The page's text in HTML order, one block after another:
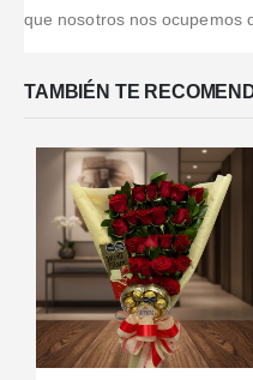
que nosotros nos ocupemos
TAMBIÉN TE